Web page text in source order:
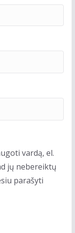
vardą, el.
jų nebereiktų
parašyti